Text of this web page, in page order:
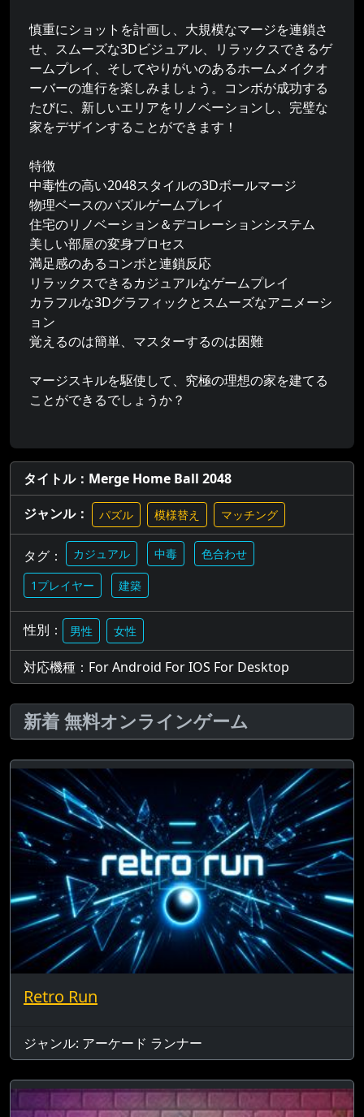
慎重にショットを計画し、大規模なマージを連鎖さ
せ、スムーズな3Dビジュアル、リラックスできるゲ
ームプレイ、そしてやりがいのあるホームメイクオ
ーバーの進行を楽しみましょう。コンボが成功する
たびに、新しいエリアをリノベーションし、完璧な
家をデザインすることができます！
特徴
中毒性の高い2048スタイルの3Dボールマージ
物理ベースのパズルゲームプレイ
住宅のリノベーション＆デコレーションシステム
美しい部屋の変身プロセス
満足感のあるコンボと連鎖反応
リラックスできるカジュアルなゲームプレイ
カラフルな3Dグラフィックとスムーズなアニメーシ
ョン
覚えるのは簡単、マスターするのは困難
マージスキルを駆使して、究極の理想の家を建てる
ことができるでしょうか？
タイトル：Merge Home Ball 2048
ジャンル：
パズル 模様替え マッチング
タグ： カジュアル 中毒 色合わせ
1プレイヤー 建築
性別： 男性 女性
対応機種：For Android For IOS For Desktop
新着 無料オンラインゲーム
Retro Run
ジャンル: アーケード ランナー